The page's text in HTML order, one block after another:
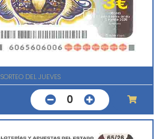
SORTEO DEL JUEVES
0